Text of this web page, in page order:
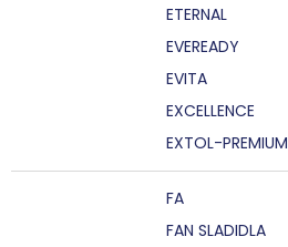
ETERNAL
EVEREADY
EVITA
EXCELLENCE
EXTOL-PREMIUM
FA
FAN SLADIDLA